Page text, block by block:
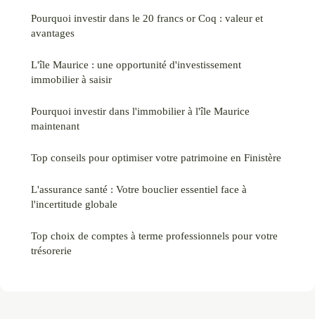
Pourquoi investir dans le 20 francs or Coq : valeur et
avantages
L'île Maurice : une opportunité d'investissement
immobilier à saisir
Pourquoi investir dans l'immobilier à l'île Maurice
maintenant
Top conseils pour optimiser votre patrimoine en Finistère
L'assurance santé : Votre bouclier essentiel face à
l'incertitude globale
Top choix de comptes à terme professionnels pour votre
trésorerie